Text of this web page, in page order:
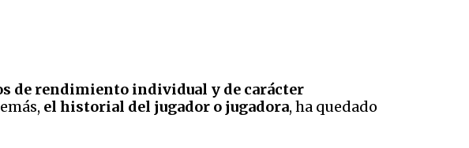
de rendimiento individual y de carácter
el historial del jugador o jugadora, ha quedado